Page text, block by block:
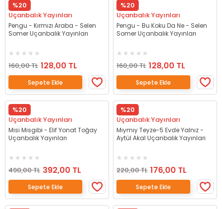
%20
Uçanbalık Yayınları
Pengu - Kırmızı Araba - Selen
Somer Uçanbalık Yayınları
160,00 TL 128,00 TL
Sepete Ekle
%20
Uçanbalık Yayınları
Pengu - Bu Koku Da Ne - Selen
Somer Uçanbalık Yayınları
160,00 TL 128,00 TL
Sepete Ekle
%20
Uçanbalık Yayınları
Misi Misgibi - Elif Yonat Toğay
Uçanbalık Yayınları
490,00 TL 392,00 TL
Sepete Ekle
%20
Uçanbalık Yayınları
Mıymıy Teyze-5 Evde Yalnız -
Aytül Akal Uçanbalık Yayınları
220,00 TL 176,00 TL
Sepete Ekle